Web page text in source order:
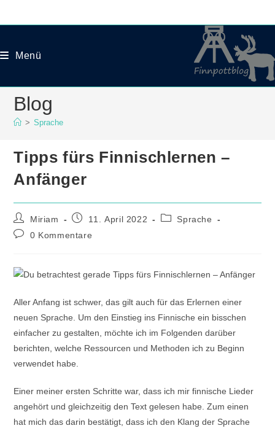
Menü
Blog
> Sprache
Tipps fürs Finnischlernen –
Anfänger
Beitrags-
Autor:
Miriam
Beitrag11. April 2022
Beitrags-
Sprache
Beitrags-
0 Kommentare
Aller Anfang ist schwer, das gilt auch für das Erlernen einer
neuen Sprache. Um den Einstieg ins Finnische ein bisschen
einfacher zu gestalten, möchte ich im Folgenden darüber
berichten, welche Ressourcen und Methoden ich zu Beginn
verwendet habe.
Einer meiner ersten Schritte war, dass ich mir finnische Lieder
angehört und gleichzeitig den Text gelesen habe. Zum einen
hat mich das darin bestätigt, dass ich den Klang der Sprache